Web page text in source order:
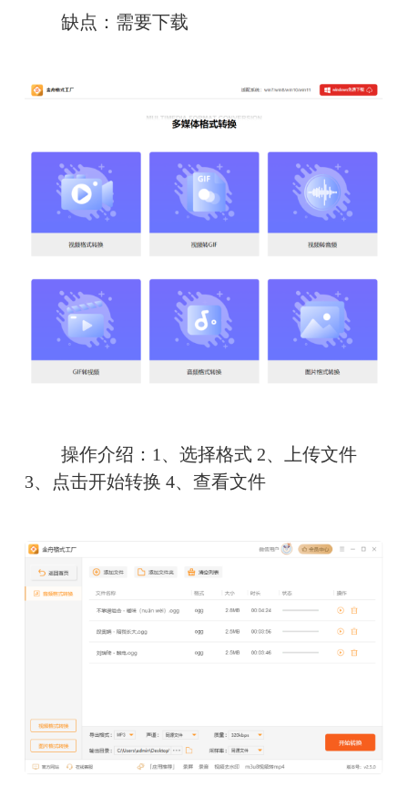
缺点：需要下载
操作介绍：1、选择格式 2、上传文件
3、点击开始转换 4、查看文件